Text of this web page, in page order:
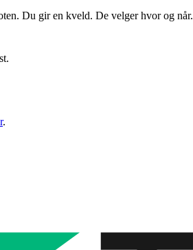
Du gir en kveld. De velger hvor og når.
.